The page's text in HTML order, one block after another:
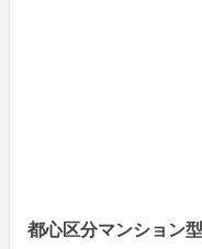
都心区分マンション